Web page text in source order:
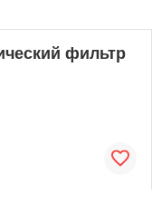
фильтр